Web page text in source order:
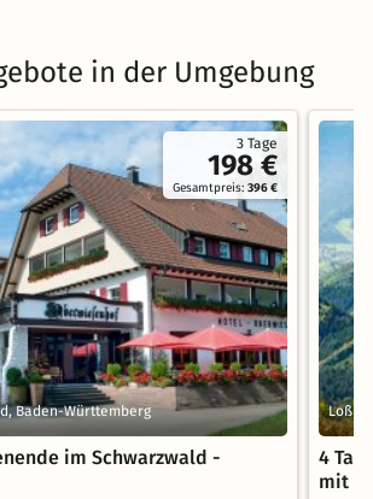
in der Umgebung
3 Tage
198 €
Gesamtpreis:396 €
Baden-Württemberg
im Schwarzwald -
4
mit